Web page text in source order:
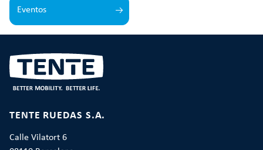
Eventos
TENTE RUEDAS S.A.
Calle Vilatort 6